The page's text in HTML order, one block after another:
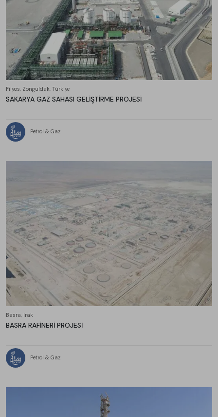
Filyos, Zonguldak, Türkiye
SAKARYA GAZ SAHASI GELİŞTİRME PROJESİ
Petrol & Gaz
Basra, Irak
BASRA RAFİNERİ PROJESİ
Petrol & Gaz